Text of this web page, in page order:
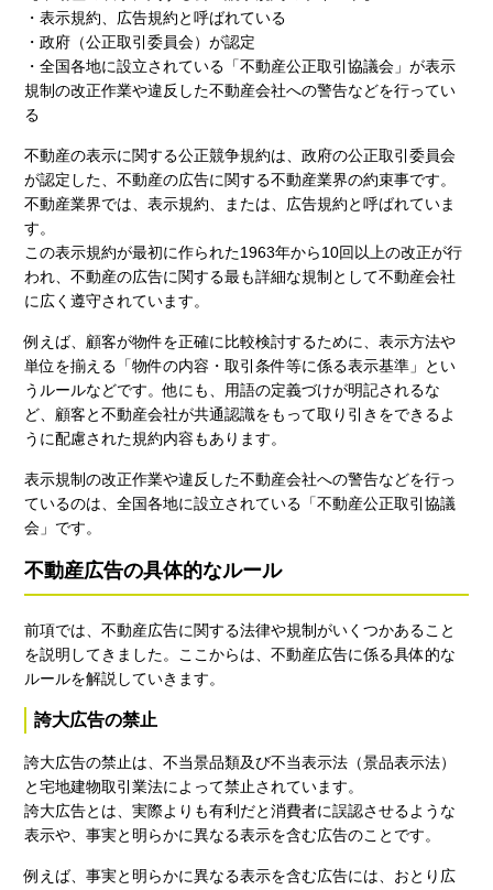
・表示規約、広告規約と呼ばれている
・政府（公正取引委員会）が認定
・全国各地に設立されている「不動産公正取引協議会」が表示
規制の改正作業や違反した不動産会社への警告などを行ってい
る
不動産の表示に関する公正競争規約は、政府の公正取引委員会
が認定した、不動産の広告に関する不動産業界の約束事です。
不動産業界では、表示規約、または、広告規約と呼ばれていま
す。
この表示規約が最初に作られた1963年から10回以上の改正が行
われ、不動産の広告に関する最も詳細な規制として不動産会社
に広く遵守されています。
例えば、顧客が物件を正確に比較検討するために、表示方法や
単位を揃える「物件の内容・取引条件等に係る表示基準」とい
うルールなどです。他にも、用語の定義づけが明記されるな
ど、顧客と不動産会社が共通認識をもって取り引きをできるよ
うに配慮された規約内容もあります。
表示規制の改正作業や違反した不動産会社への警告などを行っ
ているのは、全国各地に設立されている「不動産公正取引協議
会」です。
不動産広告の具体的なルール
前項では、不動産広告に関する法律や規制がいくつかあること
を説明してきました。ここからは、不動産広告に係る具体的な
ルールを解説していきます。
誇大広告の禁止
誇大広告の禁止は、不当景品類及び不当表示法（景品表示法）
と宅地建物取引業法によって禁止されています。
誇大広告とは、実際よりも有利だと消費者に誤認させるような
表示や、事実と明らかに異なる表示を含む広告のことです。
例えば、事実と明らかに異なる表示を含む広告には、おとり広